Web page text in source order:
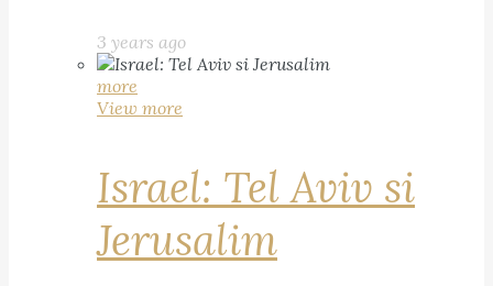
3 years ago
more
View more
Israel: Tel Aviv si
Jerusalim